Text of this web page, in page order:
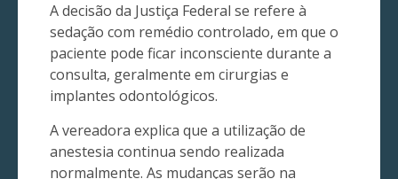
A decisão da Justiça Federal se refere à
sedação com remédio controlado, em que o
paciente pode ficar inconsciente durante a
consulta, geralmente em cirurgias e
implantes odontológicos.
A vereadora explica que a utilização de
anestesia continua sendo realizada
normalmente. As mudanças serão na